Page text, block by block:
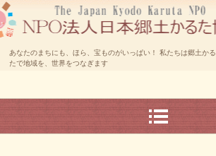
あなたのまちにも、ほら、宝ものがいっぱい！ 私たちは郷土かる
たで地域を、世界をつなぎます